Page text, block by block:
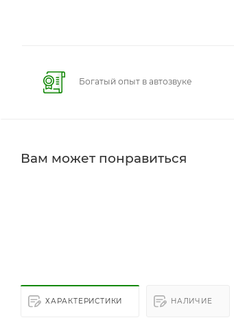
Богатый опыт в автозвуке
Вам может понравиться
ХАРАКТЕРИСТИКИ НАЛИЧИЕ